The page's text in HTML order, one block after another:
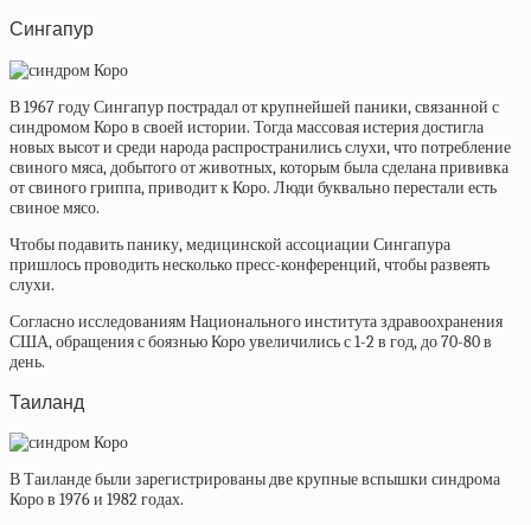
Сингапур
В 1967 году Сингапур пострадал от крупнейшей паники, связанной с
синдромом Коро в своей истории. Тогда массовая истерия достигла
новых высот и среди народа распространились слухи, что потребление
свиного мяса, добытого от животных, которым была сделана прививка
от свиного гриппа, приводит к Коро. Люди буквально перестали есть
свиное мясо.
Чтобы подавить панику, медицинской ассоциации Сингапура
пришлось проводить несколько пресс-конференций, чтобы развеять
слухи.
Согласно исследованиям Национального института здравоохранения
США, обращения с боязнью Коро увеличились с 1-2 в год, до 70-80 в
день.
Таиланд
В Таиланде были зарегистрированы две крупные вспышки синдрома
Коро в 1976 и 1982 годах.